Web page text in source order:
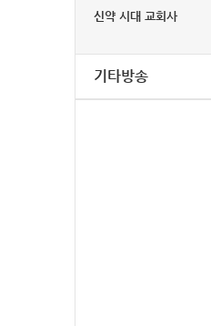
신약 시대 교회사
기타방송